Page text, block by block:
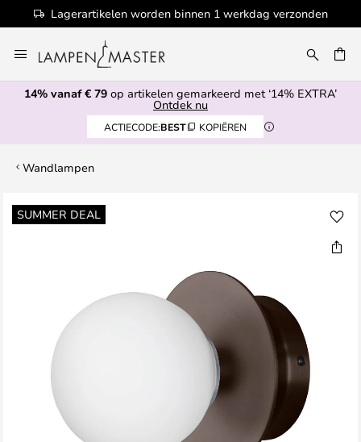
Lagerartikelen worden binnen 1 werkdag verzonden
naar
de
inhoud
14% vanaf € 79 op artikelen gemarkeerd met ‘14% EXTRA’
Ontdek nu
ACTIECODE:BEST KOPIËREN
Wandlampen
SUMMER DEAL
Ga
naar
afbeeldingen-